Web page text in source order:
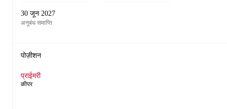
30 जून 2027
अनुबंध समाप्ति
पोज़ीशन
प्राईमरी
कीपर